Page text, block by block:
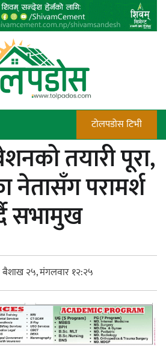
टोलपडोस टिभी
पेस्तोल तेर्सिँदा पनि प्रयोग गर्न
डिएफओले गोली चलाउने अधिकार
सुनिश्चित गर्न सुरक्षा निकायको दायित्व
हुन्छ : मेयर मण्डल
तयारी पूरा,
नेतासँग परामर्श
सभामुख
बैशाख २५, मंगलवार १२:२५